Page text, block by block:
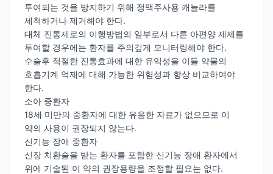
투여되는 것을 방지하기 위해 정맥주사용 캐뉼라를
세척하거나 제거해야 한다.
대체 진통제로의 이행방법의 일부로서 다른 아편양 제제를
투여할 경우에는 환자를 주의깊게 모니터링해야 한다.
수술후 적절한 진통효과에 대한 유익성을 이들 약물의
호흡기계 억제에 대해 가능한 위험성과 항상 비교하여야
한다.
소아 중환자
18세 미만의 중환자에 대한 유용한 자료가 없으므로 이
약의 사용이 권장되지 않는다.
신기능 장애 중환자
신장 치환술을 받는 환자를 포함한 신기능 장애 환자에서
위에 기술된 이 약의 권장용량을 조정할 필요는 없다.